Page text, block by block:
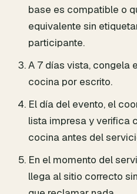
base es compatible o
equivalente sin
participante.
A 7 días vista, congela
cocina por escrito.
El día del evento, el
lista impresa y verifica
cocina antes del
En el momento del
llega al sitio correcto